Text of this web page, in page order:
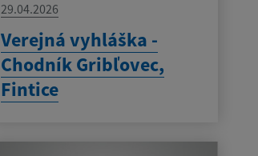
29.04.2026
Verejná vyhláška -
Chodník Gribľovec,
Fintice